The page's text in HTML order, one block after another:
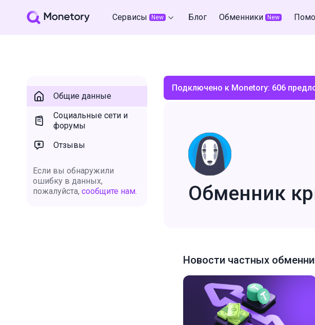
Сервисы New Блог Обменники New
Общие данные
Социальные сети и
форумы
Отзывы
Если вы обнаружили
ошибку в данных,
пожалуйста, сообщите нам.
Подключено к Monetory: 606
Обменник
Новости частных